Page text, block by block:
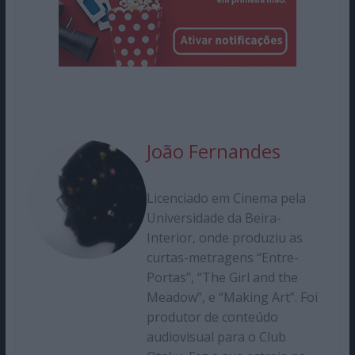
João Fernandes
Licenciado em Cinema pela
Universidade da Beira-
Interior, onde produziu as
curtas-metragens “Entre-
Portas”, “The Girl and the
Meadow”, e “Making Art”. Foi
produtor de conteúdo
audiovisual para o Club